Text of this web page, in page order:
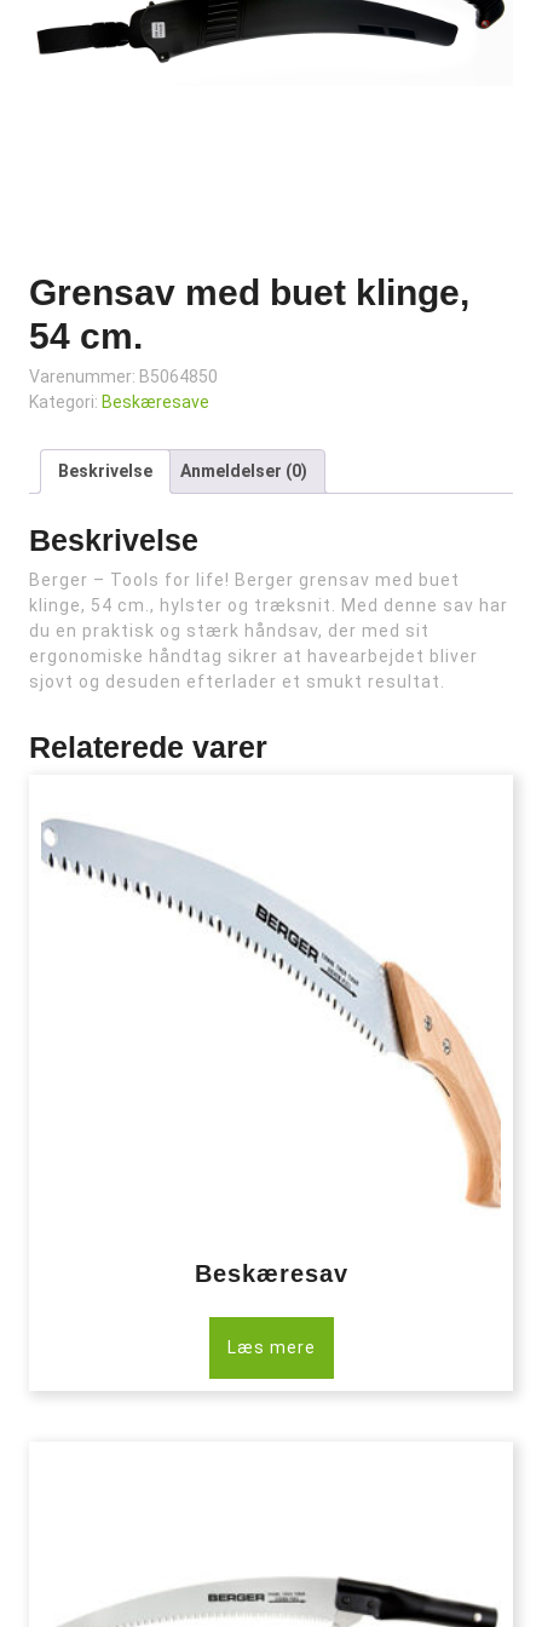
Grensav med buet klinge,
54 cm.
Varenummer: B5064850
Kategori: Beskæresave
Beskrivelse Anmeldelser (0)
Beskrivelse
Berger – Tools for life! Berger grensav med buet
klinge, 54 cm., hylster og træksnit. Med denne sav har
du en praktisk og stærk håndsav, der med sit
ergonomiske håndtag sikrer at havearbejdet bliver
sjovt og desuden efterlader et smukt resultat.
Relaterede varer
Beskæresav
Læs mere